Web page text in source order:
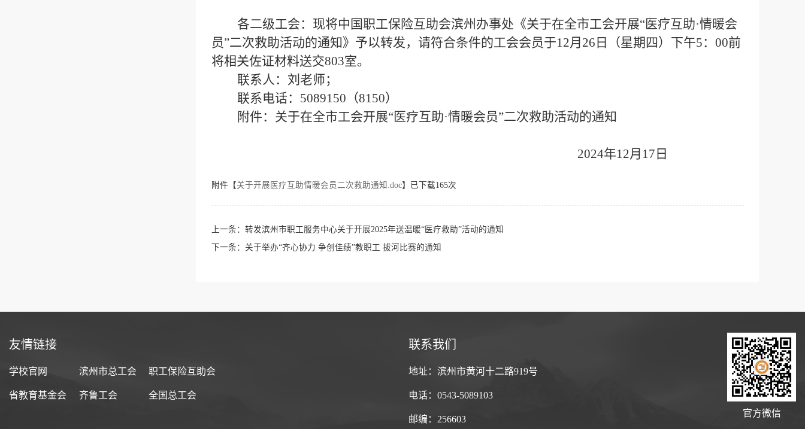
各二级工会：现将中国职工保险互助会滨州办事处《关于在全市工会开展“医疗互助·情暖会
员”二次救助活动的通知》予以转发，请符合条件的工会会员于12月 26 日（星期四）下午5： 00前
将相关佐证材料送交803室。
联系人：刘老师；
联系电话： 5089150 （8150）
附件：关于在全市工会开展“医疗互助·情暖会员”二次救助活动的通知
2024年12月 17 日
附件【 关于开展医疗互助情暖会员二次救助通知.doc】已下载165次
上一条： 转发滨州市职工服务中心关于开展2025年送温暖“医疗救助”活动的通知
下一条： 关于举办“齐心协力 争创佳绩”教职工 拔河比赛的通知
友情链接
学校官网 滨州市总工会 职工保险互助会
省教育基金会 齐鲁工会 全国总工会
联系我们
地址：滨州市黄河十二路919号
电话：0543-5089103
邮编：256603
官方微信